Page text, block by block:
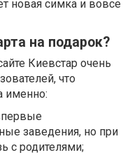
новая симка и вовсе
на подарок?
Киевстар очень
что
именно:
заведения, но при
с родителями;